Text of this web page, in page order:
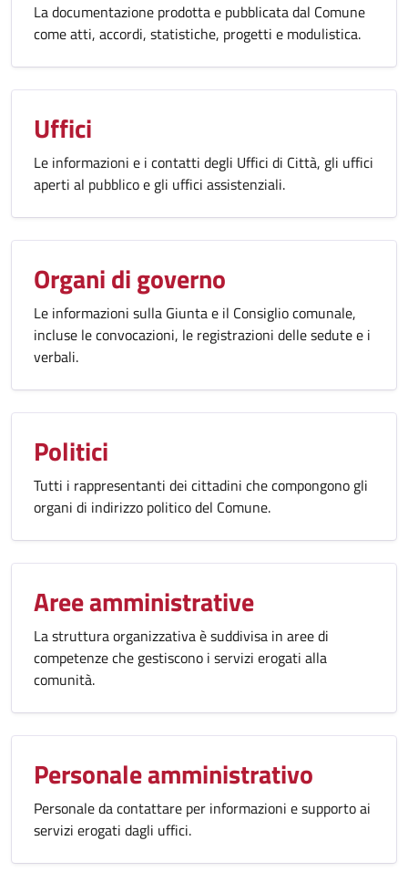
La documentazione prodotta e pubblicata dal Comune
come atti, accordi, statistiche, progetti e modulistica.
Uffici
Le informazioni e i contatti degli Uffici di Città, gli uffici
aperti al pubblico e gli uffici assistenziali.
Organi di governo
Le informazioni sulla Giunta e il Consiglio comunale,
incluse le convocazioni, le registrazioni delle sedute e i
verbali.
Politici
Tutti i rappresentanti dei cittadini che compongono gli
organi di indirizzo politico del Comune.
Aree amministrative
La struttura organizzativa è suddivisa in aree di
competenze che gestiscono i servizi erogati alla
comunità.
Personale amministrativo
Personale da contattare per informazioni e supporto ai
servizi erogati dagli uffici.